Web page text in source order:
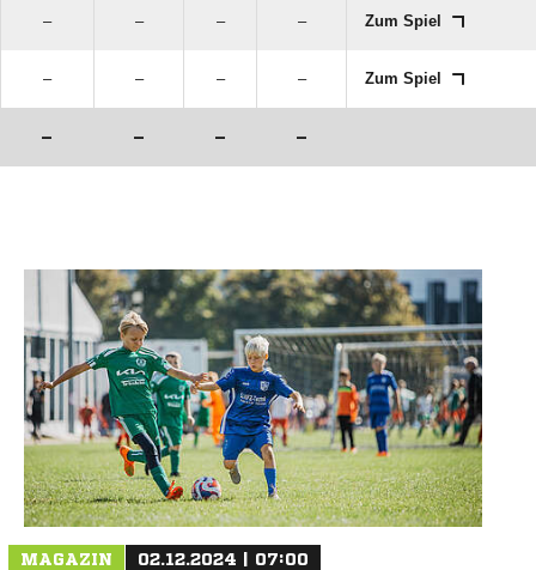
– – – – Zum Spiel
– – – – Zum Spiel
– – – –
MAGAZIN 02.12.2024 | 07:00